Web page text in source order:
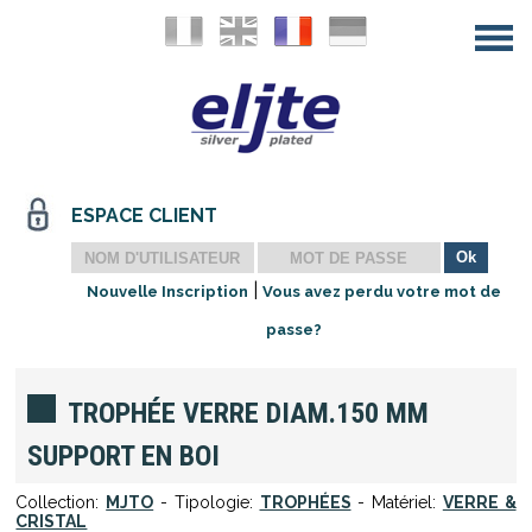
ESPACE CLIENT
Nouvelle Inscription Vous avez perdu votre mot de
passe?
TROPHÉE VERRE DIAM.150 MM
SUPPORT EN BOI
Collection: MJTO - Tipologie: TROPHÉES - Matériel: VERRE &
CRISTAL